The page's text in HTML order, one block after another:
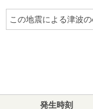
この地震による津波の
発生時刻